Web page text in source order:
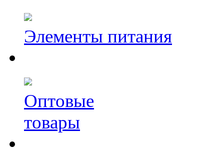
Элементы питания
Оптовые
товары